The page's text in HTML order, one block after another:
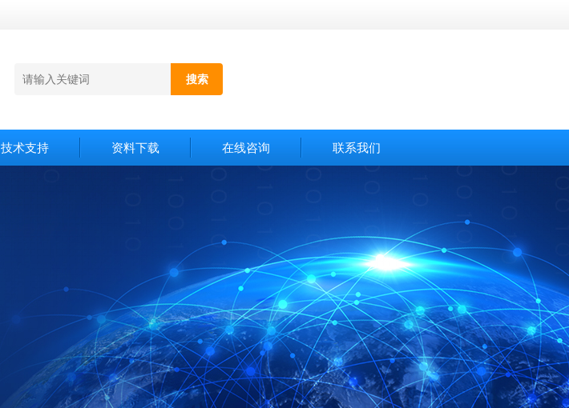
技术支持 资料下载 在线咨询 联系我们